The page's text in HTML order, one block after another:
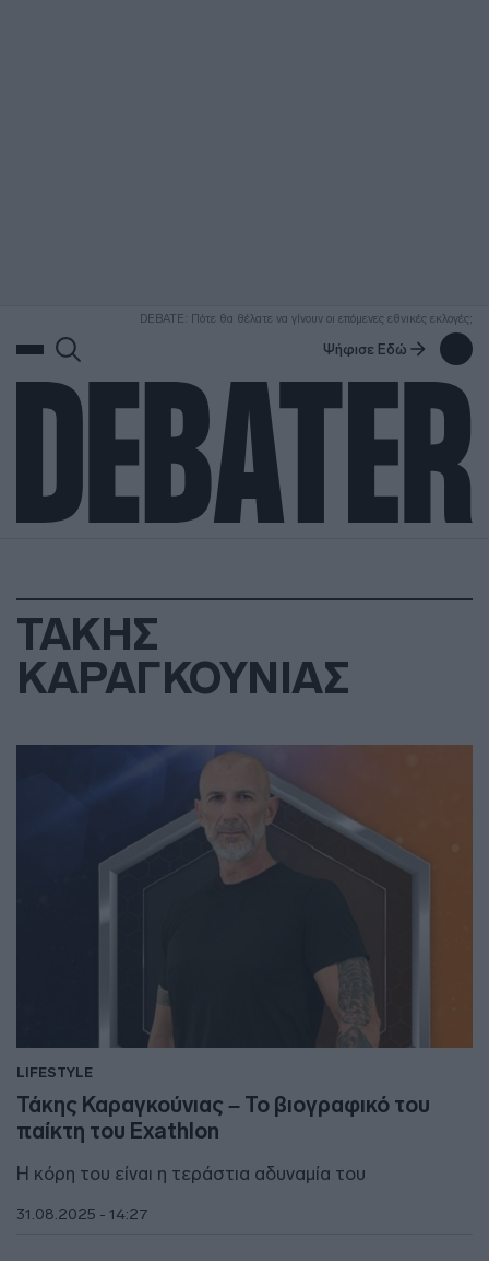
DEBATE: Πότε θα θέλατε να γίνουν οι επόμενες εθνικές εκλογές;
Ψήφισε Εδώ
ΤΑΚΗΣ
ΚΑΡΑΓΚΟΥΝΙΑΣ
LIFESTYLE
Τάκης Καραγκούνιας – Το βιογραφικό του
παίκτη του Exathlon
Η κόρη του είναι η τεράστια αδυναμία του
31.08.2025 - 14:27